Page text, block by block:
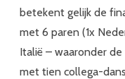
betekent gelijk de
met 6 paren (1x
Italië – waaronder
met tien collega-